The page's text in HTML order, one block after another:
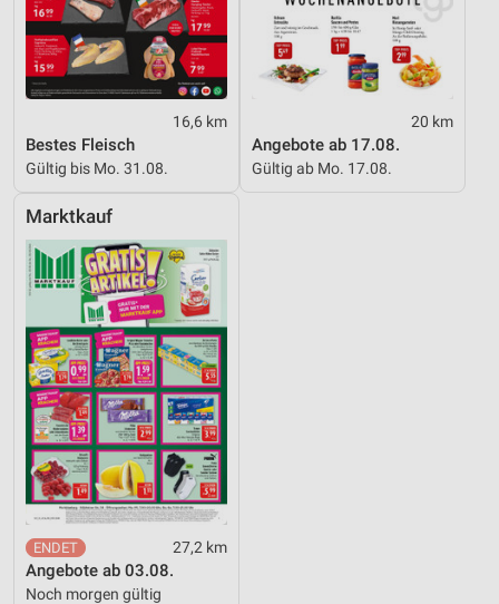
16,6 km
Bestes Fleisch
Gültig bis Mo. 31.08.
20 km
Angebote ab 17.08.
Gültig ab Mo. 17.08.
Marktkauf
27,2 km
Angebote ab 03.08.
Noch morgen gültig